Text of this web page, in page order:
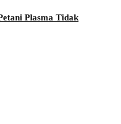
Plasma Tidak